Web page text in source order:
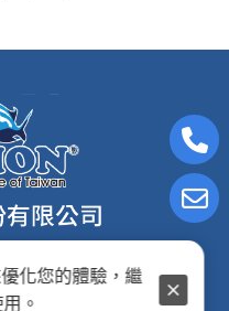
化您的體驗，繼
。